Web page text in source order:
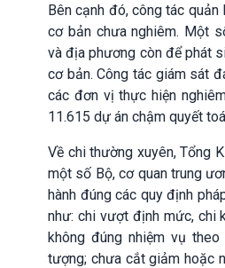
Bên cạnh đó, công tác
cơ bản chưa nghiêm. Một
và địa phương còn để phát
cơ bản. Công tác giám sát
các đơn vị thực hiện
11.615 dự án chậm quyết
Về chi thường xuyên, Tổng
một số Bộ, cơ quan trung
hành đúng các quy định
như: chi vượt định mức, chi
không đúng nhiệm vụ
tượng; chưa cắt giảm hoặc